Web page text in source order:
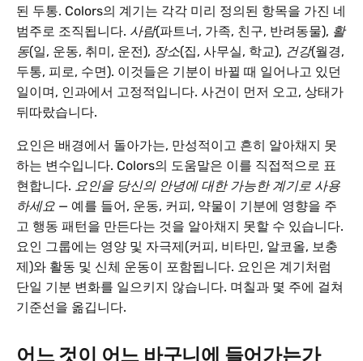
된 두통. Colors의 계기는 각각 미리 정의된 항목을 가진 네
범주로 조직됩니다. 사람(파트너, 가족, 친구, 반려동물), 활
동(일, 운동, 취미, 운전), 장소(집, 사무실, 학교), 건강(월경,
두통, 피로, 수면). 이것들은 기분이 바뀔 때 일어나고 있던
일이며, 인과에서 고정적입니다. 사건이 먼저 오고, 상태가
뒤따랐습니다.
요인은 배경에서 돌아가는, 만성적이고 흔히 알아채지 못
하는 변수입니다. Colors의 도움말은 이를 직접적으로 표
현합니다. 요인을 당신의 안녕에 대한 가능한 계기로 사용
하세요 — 예를 들어, 운동, 커피, 약물이 기분에 영향을 주
고 행동 패턴을 만든다는 것을 알아채지 못할 수 있습니다.
요인 그룹에는 영양 및 자극제(커피, 비타민, 알코올, 보충
제)와 활동 및 신체 운동이 포함됩니다. 요인은 계기처럼
단일 기분 변화를 일으키지 않습니다. 며칠과 몇 주에 걸쳐
기준선을 옮깁니다.
어느 것이 어느 바구니에 들어가는가